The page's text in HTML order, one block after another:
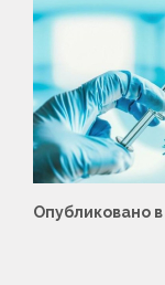
Опубликовано в